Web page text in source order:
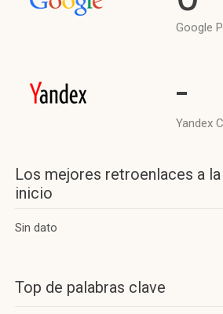
Google
-
Yandex
Los mejores retroenlaces a la
inicio
Sin dato
Top de palabras clave